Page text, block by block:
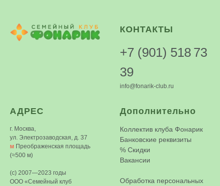
КОНТАКТЫ
+7 (901) 518 73
39
info@fonarik-club.ru
АДРЕС
г. Москва,
ул. Электрозаводская, д. 37
м Преображенская площадь
(≈500 м)
(c) 2007—2023 годы
ООО «Семейный клуб
Дополнительно
Коллектив клуба Фонарик
Банковские реквизиты
% Скидки
Вакансии
Обработка персональных